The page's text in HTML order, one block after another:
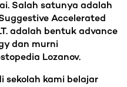
Salah satunya adalah
Accelerated
adalah bentuk advance
dan murni
Lozanov.
sekolah kami belajar